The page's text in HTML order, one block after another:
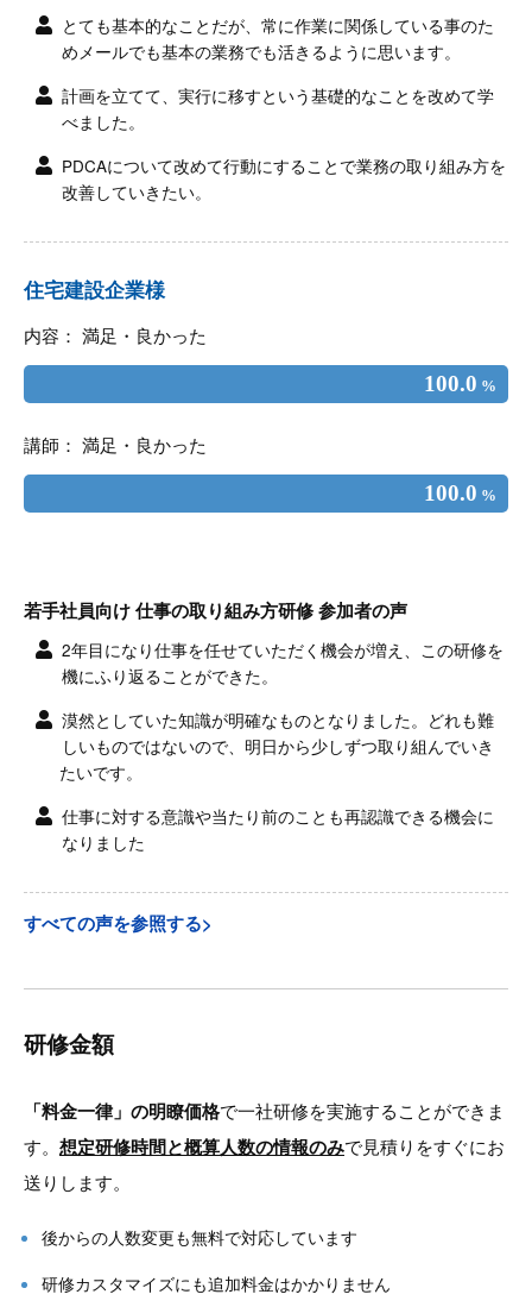
とても基本的なことだが、常に作業に関係している事のた
めメールでも基本の業務でも活きるように思います。
計画を立てて、実行に移すという基礎的なことを改めて学
べました。
PDCAについて改めて行動にすることで業務の取り組み方を
改善していきたい。
住宅建設企業様
内容： 満足・良かった
100.0 %
講師： 満足・良かった
100.0 %
若手社員向け 仕事の取り組み方研修 参加者の声
2年目になり仕事を任せていただく機会が増え、この研修を
機にふり返ることができた。
漠然としていた知識が明確なものとなりました。どれも難
しいものではないので、明日から少しずつ取り組んでいき
たいです。
仕事に対する意識や当たり前のことも再認識できる機会に
なりました
すべての声を参照する>
研修金額
「料金一律」の明瞭価格で一社研修を実施することができま
す。 想定研修時間と概算人数の情報のみで見積りをすぐにお
送りします。
後からの人数変更も無料で対応しています
研修カスタマイズにも追加料金はかかりません